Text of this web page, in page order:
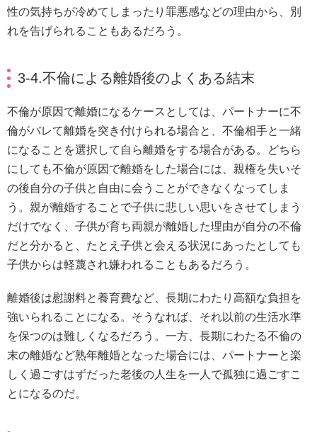
性の気持ちが冷めてしまったり罪悪感などの理由から、別
れを告げられることもあるだろう。
3-4.不倫による離婚後のよくある結末
不倫が原因で離婚になるケースとしては、パートナーに不
倫がバレて離婚を突き付けられる場合と、不倫相手と一緒
になることを選択して自ら離婚をする場合がある。どちら
にしても不倫が原因で離婚をした場合には、親権を失いそ
の後自分の子供と自由に会うことができなくなってしま
う。親が離婚することで子供に悲しい思いをさせてしまう
だけでなく、子供が育ち両親が離婚した理由が自分の不倫
だと分かると、たとえ子供と会える状況にあったとしても
子供からは軽蔑され嫌われることもあるだろう。
離婚後は慰謝料と養育費など、長期にわたり高額な負担を
強いられることになる。そうなれば、それ以前の生活水準
を保つのは難しくなるだろう。一方、長期にわたる不倫の
末の離婚など熟年離婚となった場合には、パートナーと楽
しく過ごすはずだった老後の人生を一人で孤独に過ごすこ
とになるのだ。